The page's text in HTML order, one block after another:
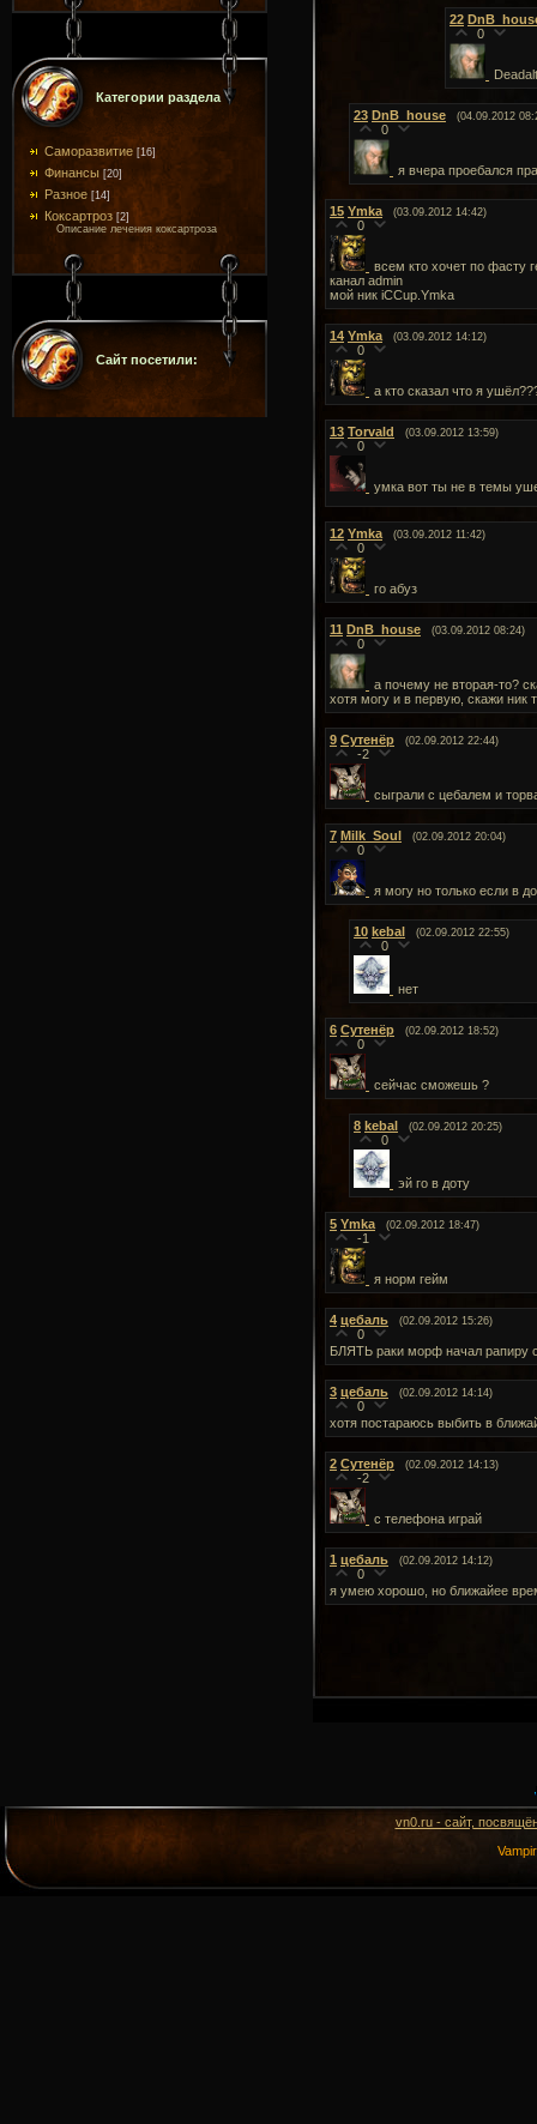
Категории раздела
Саморазвитие [16]
Финансы [20]
Разное [14]
Коксартроз [2]
Описание лечения коксартроза
Сайт посетили:
22
0
23 DnB_house (04.09.2012
0
я вчера проебался
15 Ymka (03.09.2012 14:42)
0
всем кто хочет по фасту
канал admin
мой ник iCCup.Ymka
14 Ymka (03.09.2012 14:12)
0
а кто сказал что я
13 Torvald (03.09.2012 13:59)
0
умка вот ты не в темы
12 Ymka (03.09.2012 11:42)
0
го абуз
11 DnB_house (03.09.2012 08:24)
0
а почему не вторая-то?
хотя могу и в первую, скажи ник
9 Сутенёр (02.09.2012 22:44)
-2
сыграли с цебалем и
7 Milk_Soul (02.09.2012 20:04)
0
я могу но только если в
10 kebal (02.09.2012 22:55)
0
нет
6 Сутенёр (02.09.2012 18:52)
0
сейчас сможешь ?
8 kebal (02.09.2012 20:25)
0
эй го в доту
5 Ymka (02.09.2012 18:47)
-1
я норм гейм
4 цебаль (02.09.2012 15:26)
0
БЛЯТЬ раки морф начал рапиру с
3 цебаль (02.09.2012 14:14)
0
хотя постараюсь выбить в
2 Сутенёр (02.09.2012 14:13)
-2
с телефона играй
1 цебаль (02.09.2012 14:12)
0
я умею хорошо, но ближайее
vn0.ru - сайт,